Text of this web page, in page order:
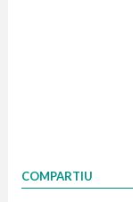
COMPARTIU